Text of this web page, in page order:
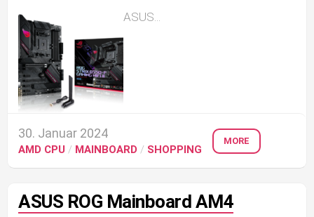
ASUS...
30. Januar 2024
AMD CPU / MAINBOARD / SHOPPING
MORE
ASUS ROG Mainboard AM4